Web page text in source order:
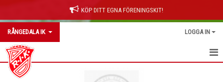
KÖP DITT EGNA FÖRENINGSKIT!
RÅNGEDALA IK LOGGA IN
RÅNGEDALA IK